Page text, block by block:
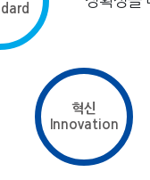
혁신
Innovation